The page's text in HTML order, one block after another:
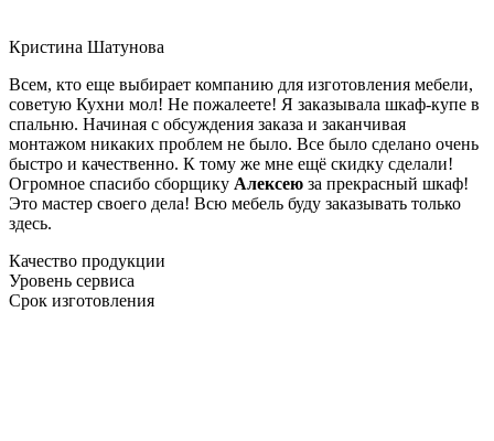
Кристина Шатунова
Всем, кто еще выбирает компанию для изготовления мебели,
советую Кухни мол! Не пожалеете! Я заказывала шкаф-купе в
спальню. Начиная с обсуждения заказа и заканчивая
монтажом никаких проблем не было. Все было сделано очень
быстро и качественно. К тому же мне ещё скидку сделали!
Огромное спасибо сборщику Алексею за прекрасный шкаф!
Это мастер своего дела! Всю мебель буду заказывать только
здесь.
Качество продукции
Уровень сервиса
Срок изготовления